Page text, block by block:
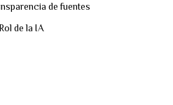
de fuentes
de la IA